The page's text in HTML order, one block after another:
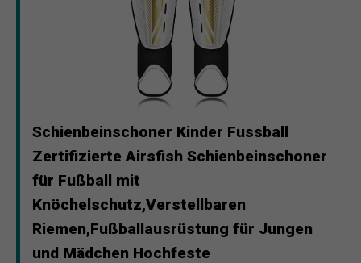
Schienbeinschoner Kinder Fussball
Zertifizierte Airsfish Schienbeinschoner
für Fußball mit
Knöchelschutz,Verstellbaren
Riemen,Fußballausrüstung für Jungen
und Mädchen Hochfeste